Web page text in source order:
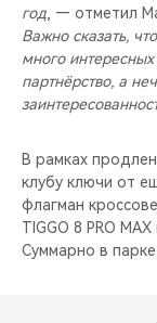
год , — отметил
Важно сказать,
много
партнёрство, а
В рамках
клубу ключи от
флагман
TIGGO 8 PRO
Суммарно в